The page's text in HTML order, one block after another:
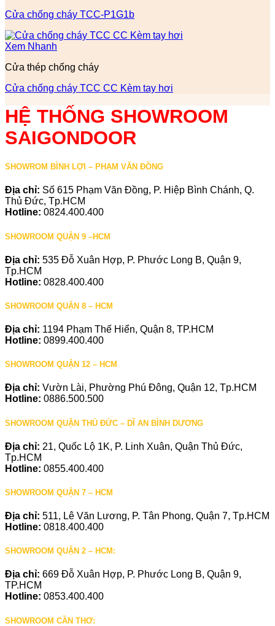
Cửa chống cháy TCC-P1G1b
Xem Nhanh
Cửa thép chống cháy
Cửa chống cháy TCC CC Kèm tay hơi
HỆ THỐNG SHOWROOM
SAIGONDOOR
SHOWROM BÌNH LỢI – PHẠM VĂN ĐỒNG
Địa chỉ: Số 615 Phạm Văn Đồng, P. Hiệp Bình Chánh, Q.
Thủ Đức, Tp.HCM
Hotline: 0824.400.400
SHOWROOM QUẬN 9 –HCM
Địa chỉ: 535 Đỗ Xuân Hợp, P. Phước Long B, Quận 9,
Tp.HCM
Hotline: 0828.400.400
SHOWROOM QUẬN 8 – HCM
Địa chỉ: 1194 Phạm Thế Hiển, Quận 8, TP.HCM
Hotline: 0899.400.400
SHOWROOM QUẬN 12 – HCM
Địa chỉ: Vườn Lài, Phường Phú Đông, Quận 12, Tp.HCM
Hotline: 0886.500.500
SHOWROOM QUẬN THỦ ĐỨC – DĨ AN BÌNH DƯƠNG
Địa chỉ: 21, Quốc Lộ 1K, P. Linh Xuân, Quận Thủ Đức,
Tp.HCM
Hotline: 0855.400.400
SHOWROOM QUẬN 7 – HCM
Địa chỉ: 511, Lê Văn Lương, P. Tân Phong, Quận 7, Tp.HCM
Hotline: 0818.400.400
SHOWROOM QUẬN 2 – HCM:
Địa chỉ: 669 Đỗ Xuân Hợp, P. Phước Long B, Quận 9,
TP.HCM
Hotline: 0853.400.400
SHOWROOM CẦN THƠ: